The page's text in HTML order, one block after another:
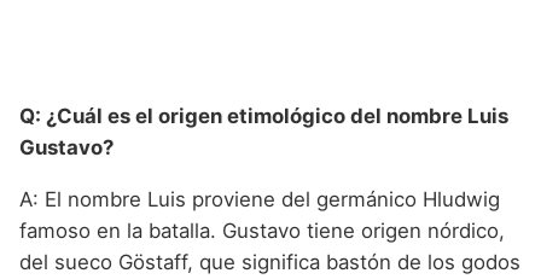
Q: ¿Cuál es el origen etimológico del nombre Luis
Gustavo?
A: El nombre Luis proviene del germánico Hludwig
famoso en la batalla. Gustavo tiene origen nórdico,
del sueco Göstaff, que significa bastón de los godos